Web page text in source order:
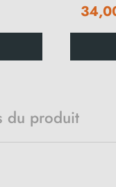
du produit